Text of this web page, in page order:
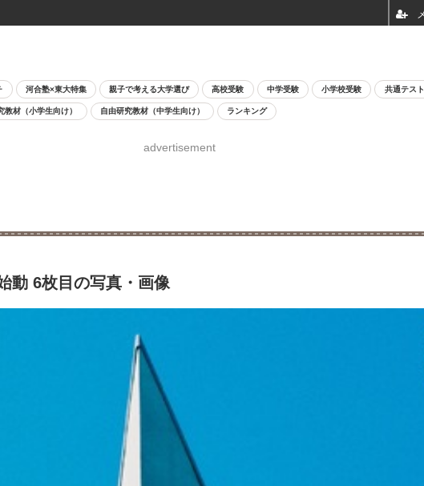
河合塾×東大特集 親子で考える大学選び 高校受験 中学受験 小学校受験 共通テスト
教材（小学生向け） 自由研究教材（中学生向け） ランキング
advertisement
動 6枚目の写真・画像